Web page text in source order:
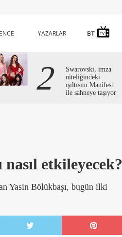
YAZARLAR
2
Swarovski, imza
niteliğindeki
ışıltısını Manifest
ile sahneye taşıyor
etkileyecek?
Yasin Bölükbaşı, bugün ilki